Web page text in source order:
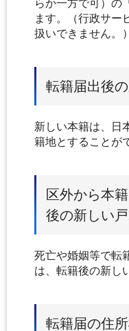
らか一方で可）の
ます。（行政サー
扱いできません。）
転籍届出後
新しい本籍は、日
籍地とすることが
区外から本
後の新しい
死亡や婚姻等で転
は、転籍後の新し
転籍届の住